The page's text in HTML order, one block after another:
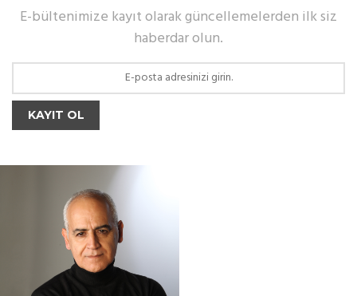
E-bültenimize kayıt olarak güncellemelerden ilk siz
haberdar olun.
KAYIT OL